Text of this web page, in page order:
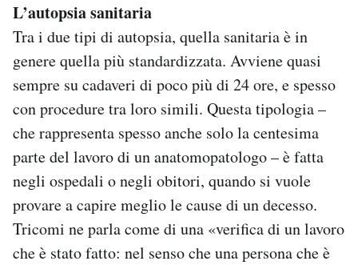
L’autopsia sanitaria
Tra i due tipi di autopsia, quella sanitaria è in
genere quella più standardizzata. Avviene quasi
sempre su cadaveri di poco più di 24 ore, e spesso
con procedure tra loro simili. Questa tipologia –
che rappresenta spesso anche solo la centesima
parte del lavoro di un anatomopatologo – è fatta
negli ospedali o negli obitori, quando si vuole
provare a capire meglio le cause di un decesso.
Tricomi ne parla come di una «verifica di un lavoro
che è stato fatto: nel senso che una persona che è